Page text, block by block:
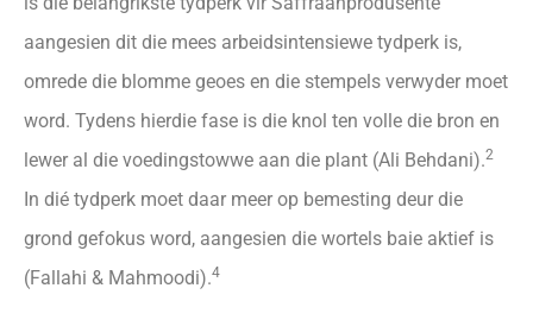
aangesien dit die mees arbeidsintensiewe tydperk is,
omrede die blomme geoes en die stempels verwyder moet
word. Tydens hierdie fase is die knol ten volle die bron en
lewer al die voedingstowwe aan die plant (Ali Behdani).2
In dié tydperk moet daar meer op bemesting deur die
grond gefokus word, aangesien die wortels baie aktief is
(Fallahi & Mahmoodi).4